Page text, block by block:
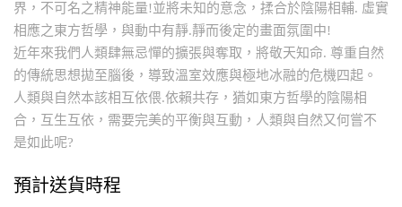
界，不可名之精神能量!並將未知的意念，揉合於陰陽相輔. 虛實
相應之東方哲學，與動中有靜.靜而後定的畫面氛圍中!
近年來我們人類肆無忌憚的擴張與奪取，將敬天知命. 尊重自然
的傳統思想拋至腦後，導致溫室效應與極地冰融的危機四起。
人類與自然本該相互依偎.依賴共存，猶如東方哲學的陰陽相
合，互生互依，需要完美的平衡與互動，人類與自然又何嘗不
是如此呢?
預計送貨時程